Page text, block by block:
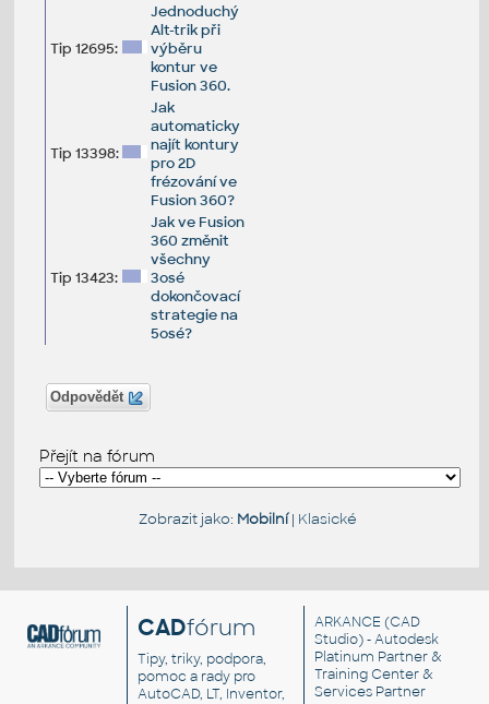
Tip 12695:
Jednoduchý
Alt-trik při
výběru
kontur ve
Fusion 360.
Tip 13398:
Jak
automaticky
najít kontury
pro 2D
frézování ve
Fusion 360?
Tip 13423:
Jak ve Fusion
360 změnit
všechny
3osé
dokončovací
strategie na
5osé?
Odpovědět
Přejít na fórum
Zobrazit jako: Mobilní| Klasické
CADfórum
Tipy, triky, podpora,
pomoc a rady pro
AutoCAD, LT, Inventor,
ARKANCE (CAD
Studio) - Autodesk
Platinum Partner &
Training Center &
Services Partner